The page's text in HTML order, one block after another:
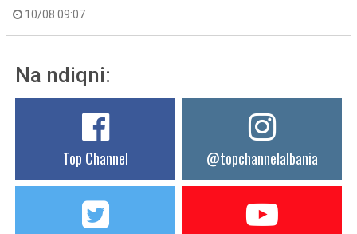
10/08 09:07
Na ndiqni:
Top Channel @topchannelalbania